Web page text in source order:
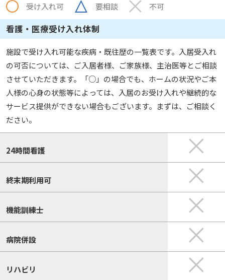
受け入れ可 要相談 不可
看護・医療受け入れ体制
施設で受け入れ可能な疾病・既往歴の一覧表です。入居受入れ
の可否については、ご入居者様、ご家族様、主治医等とご相談
させていただきます。「○」の場合でも、ホームの状況やご本
人様の心身の状態等によっては、入居のお受け入れや継続的な
サービス提供ができない場合もございます。まずは、ご相談く
ださい。
24時間看護
終末期利用可
機能訓練士
病院併設
リハビリ